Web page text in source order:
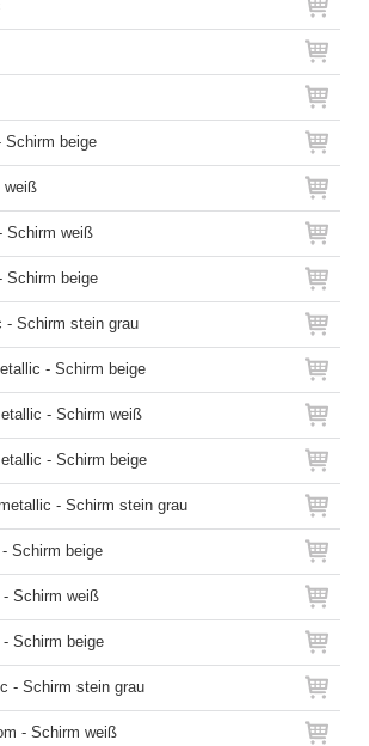
Schirm beige
weiß
Schirm weiß
Schirm beige
- Schirm stein grau
- Schirm beige
- Schirm weiß
- Schirm beige
- Schirm stein grau
Schirm beige
Schirm weiß
Schirm beige
- Schirm stein grau
- Schirm weiß